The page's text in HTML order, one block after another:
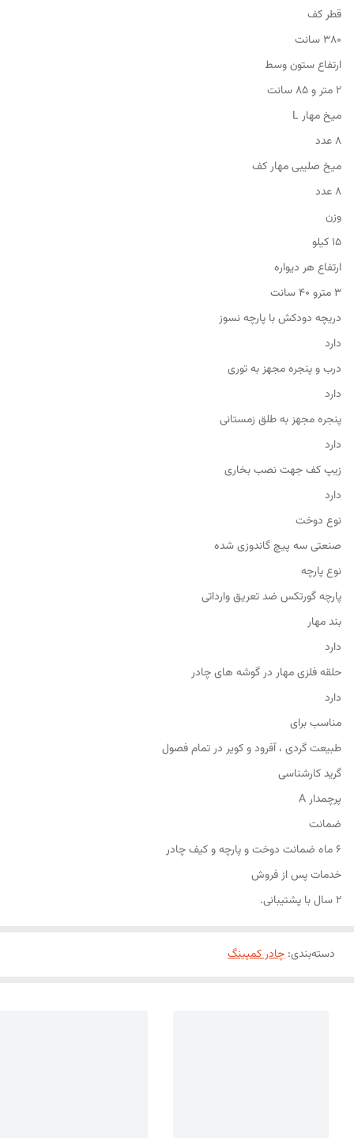
قطر کف
۳۸۰ سانت
ارتفاع ستون وسط
۲ متر و ۸۵ سانت
میخ مهار L
۸ عدد
میخ صلیبی مهار کف
۸ عدد
وزن
۱۵ کیلو
ارتفاع هر دیواره
۳ مترو ۴۰ سانت
دریچه دودکش با پارچه نسوز
دارد
درب و پنجره مجهز به توری
دارد
پنجره مجهز به طلق زمستانی
دارد
زیپ کف جهت نصب بخاری
دارد
نوع دوخت
صنعتی سه پیچ گاندوزی شده
نوع پارچه
پارچه گورتکس ضد تعریق وارداتی
بند مهار
دارد
حلقه فلزی مهار در گوشه های چادر
دارد
مناسب برای
طبیعت گردی ، آفرود و کویر در تمام فصول
گرید کارشناسی
پرچمدار A
ضمانت
۶ ماه ضمانت دوخت و پارچه و کیف چادر
خدمات پس از فروش
۲ سال با پشتیبانی.
دسته‌بندی: چادر کمپینگ